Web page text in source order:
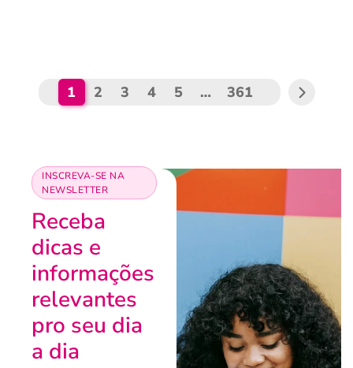
1 2 3 4 5 … 361
INSCREVA-SE NA
NEWSLETTER
Receba
dicas e
informações
relevantes
pro seu dia
a dia